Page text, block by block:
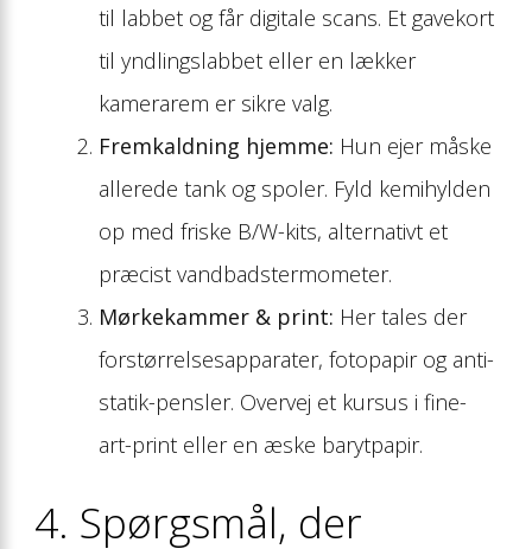
til labbet og får digitale scans. Et gavekort
til yndlingslabbet eller en lækker
kamerarem er sikre valg.
Fremkaldning hjemme: Hun ejer måske
allerede tank og spoler. Fyld kemihylden
op med friske B/W-kits, alternativt et
præcist vandbadstermometer.
Mørkekammer & print: Her tales der
forstørrelsesapparater, fotopapir og anti-
statik-pensler. Overvej et kursus i fine-
art-print eller en æske barytpapir.
4. Spørgsmål, der